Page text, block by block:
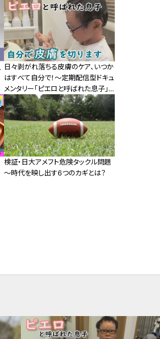
日々剥がれ落ちる皮膚のケア、いつか
はすべて自分で！～定期配信型ドキュ
メンタリー「ピエロと呼ばれた息子」
第79話
検証・日大アメフト危険タックル問題
～時代を映し出す6つのカギとは？